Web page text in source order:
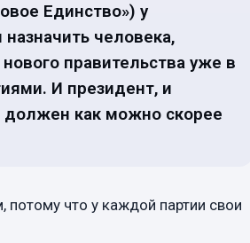
Единство») у
человека,
правительства уже в
И президент, и
должен как можно скорее
потому что у каждой партии свои